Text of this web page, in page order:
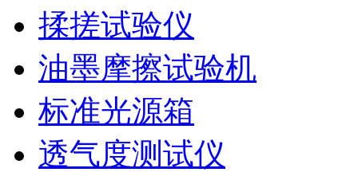
揉搓试验仪
油墨摩擦试验机
标准光源箱
透气度测试仪